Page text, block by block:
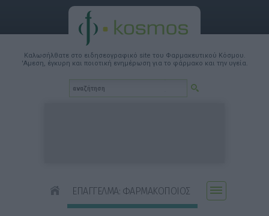
Καλωσήλθατε στο ειδησεογραφικό site του Φαρμακευτικού Κόσμου.
'Αμεση, έγκυρη και ποιοτική ενημέρωση για το φάρμακο και την υγεία.
ΕΠΑΓΓΕΛΜΑ: ΦΑΡΜΑΚΟΠΟΙΟΣ